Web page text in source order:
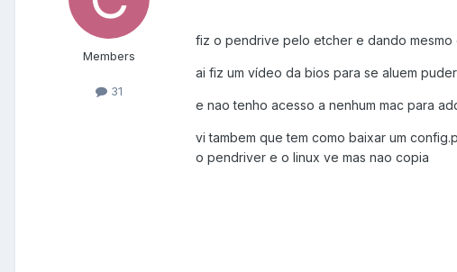
Members
31
fiz o pendrive pelo etcher e dando mesmo
ai fiz um vídeo da bios para se aluem
e nao tenho acesso a nenhum mac para
vi tambem que tem como baixar um
o pendriver e o linux ve mas nao copia